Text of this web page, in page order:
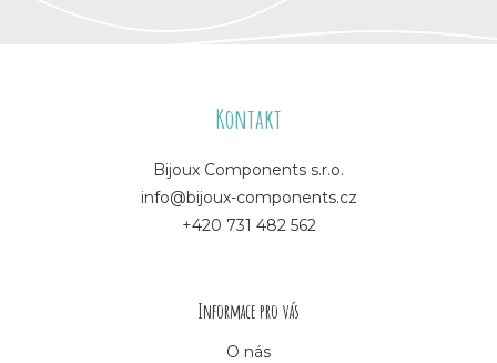
Kontakt
Bijoux Components s.r.o.
info@bijoux-components.cz
+420 731 482 562
Informace pro vás
O nás